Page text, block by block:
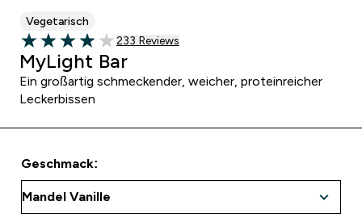
Vegetarisch
3.95 out of 5 stars
233 customer reviews
233 Reviews
MyLight Bar
Ein großartig schmeckender, weicher, proteinreicher
Leckerbissen
Geschmack: